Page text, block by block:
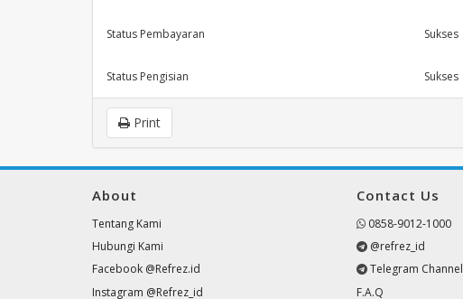
Status Pembayaran Sukses
Status Pengisian Sukses
Print
About
Tentang Kami
Hubungi Kami
Facebook @Refrez.id
Instagram @Refrez_id
Contact Us
0858-9012-1000
@refrez_id
Telegram Channel
F.A.Q